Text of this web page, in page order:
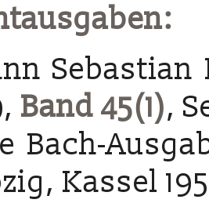
Sebastian
Band 45(1),
Bach-
Kassel